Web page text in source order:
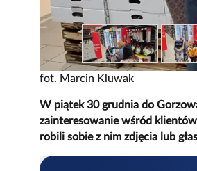
fot. Marcin Kluwak
W piątek 30 grudnia do
zainteresowanie wśród
robili sobie z nim zdjęcia lub